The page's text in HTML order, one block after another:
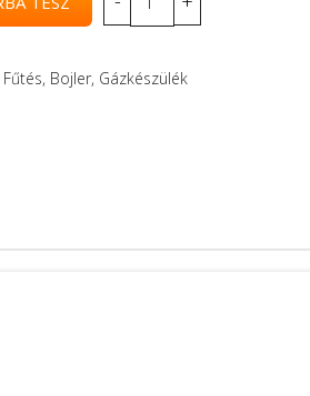
Fűtés, Bojler, Gázkészülék